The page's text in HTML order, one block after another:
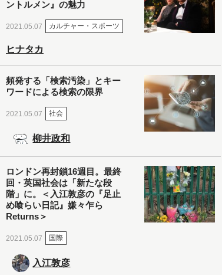
ントルメン』の魅力
2021.05.07 カルチャー・スポーツ
ヒナタカ
頻発する「検索汚染」とキー
ワードによる検索の限界
2021.05.07 社会
柳井政和
ロンドン再封鎖16週目。最終
回・英国社会は「新たな段
階」に。＜入江敦彦の『足止
め喰らい日記』嫌々乍ら
Returns＞
2021.05.07 国際
入江敦彦